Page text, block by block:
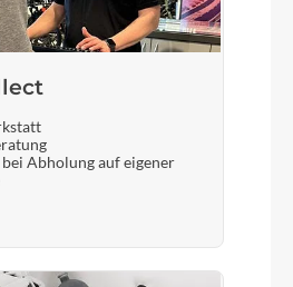
tour (snap-it 1.0)
M5130-10 LG display
Abholung auf eigener